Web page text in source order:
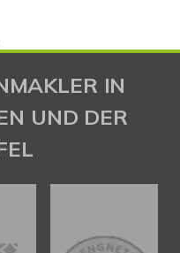
IN
UND DER